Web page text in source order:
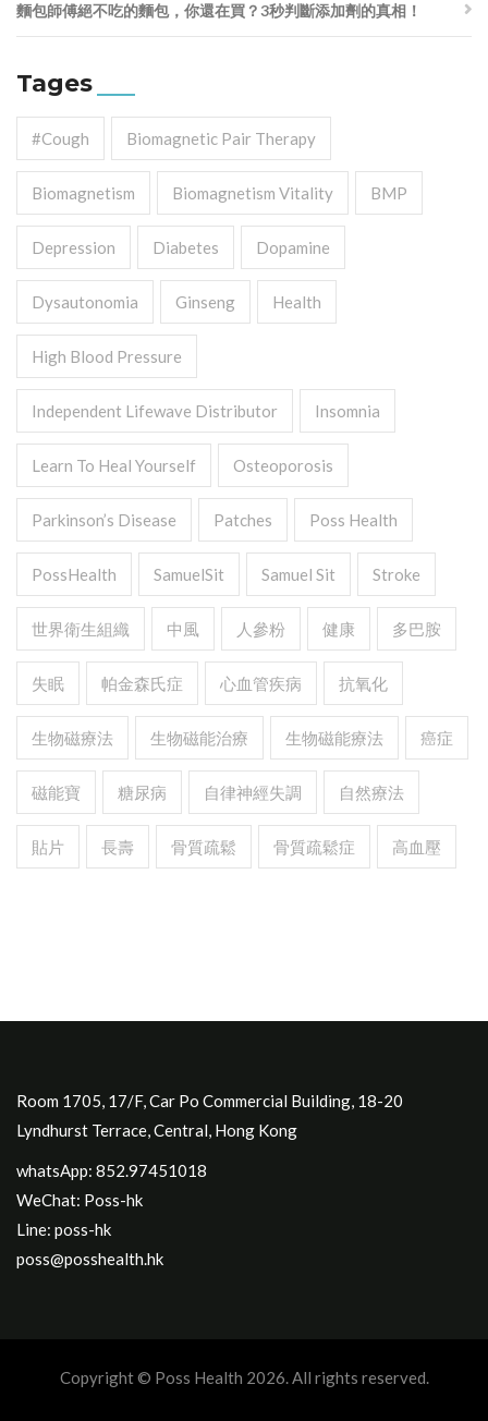
麵包師傅絕不吃的麵包，你還在買？3秒判斷添加劑的真相！
Tages
#cough Biomagnetic Pair Therapy
Biomagnetism Biomagnetism Vitality BMP
Depression Diabetes Dopamine
Dysautonomia Ginseng Health
High Blood Pressure
Independent Lifewave Distributor Insomnia
Learn To Heal Yourself Osteoporosis
Parkinson’s Disease Patches Poss Health
PossHealth SamuelSit Samuel Sit Stroke
世界衛生組織 中風 人參粉 健康 多巴胺
失眠 帕金森氏症 心血管疾病 抗氧化
生物磁療法 生物磁能治療 生物磁能療法 癌症
磁能寶 糖尿病 自律神經失調 自然療法
貼片 長壽 骨質疏鬆 骨質疏鬆症 高血壓
Room 1705, 17/F, Car Po Commercial Building, 18-20
Lyndhurst Terrace, Central, Hong Kong
whatsApp: 852.97451018
WeChat: Poss-hk
Line: poss-hk
poss@posshealth.hk
Copyright © Poss Health 2026. All rights reserved.